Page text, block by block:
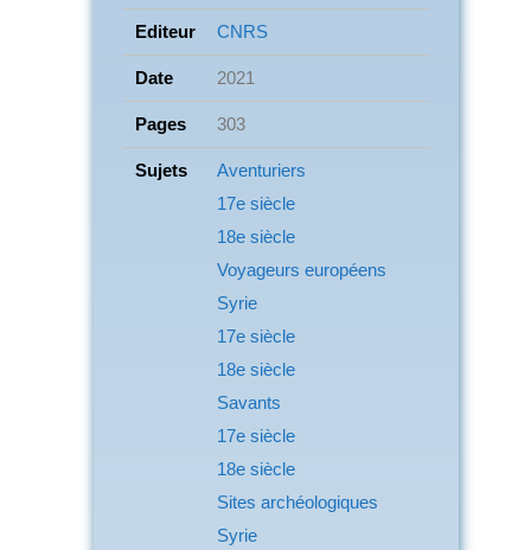
Editeur CNRS
Date 2021
Pages 303
Sujets
Aventuriers
17e siècle
18e siècle
Voyageurs européens
Syrie
17e siècle
18e siècle
Savants
17e siècle
18e siècle
Sites archéologiques
Syrie